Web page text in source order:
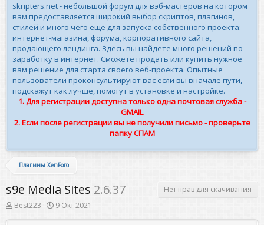
skripters.net - небольшой форум для вэб-мастеров на котором
вам предоставляется широкий выбор скриптов, плагинов,
стилей и много чего еще для запуска собственного проекта:
интернет-магазина, форума, корпоративного сайта,
продающего лендинга. Здесь вы найдете много решений по
заработку в интернет. Сможете продать или купить нужное
вам решение для старта своего веб-проекта. Опытные
пользователи проконсультируют вас если вы вначале пути,
подскажут как лучше, помогут в установке и настройке.
1. Для регистрации доступна только одна почтовая служба -
GMAIL
2. Если после регистрации вы не получили письмо - проверьте
папку СПАМ
Плагины XenForo
s9e Media Sites 2.6.37
Нет прав для скачивания
А
Best223
Д
9 Окт 2021